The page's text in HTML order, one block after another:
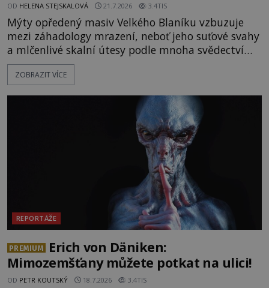
OD HELENA STEJSKALOVÁ 21.7.2026 3.4TIS
Mýty opředený masiv Velkého Blaníku vzbuzuje
mezi záhadology mrazení, neboť jeho suťové svahy
a mlčenlivé skalní útesy podle mnoha svědectví
fungují jako anomální zóny, kde selhává lidské
vnímání času i prostoru. Geologické anomálie hory
badatelé zde odkrývají indicie, které propojují
prastaré pohanské kulty, keltské svatyně a zprávy
ZOBRAZIT VÍCE
REPORTÁŽE
PREMIUM
Erich von Däniken:
Mimozemšťany můžete potkat na ulici!
OD PETR KOUTSKÝ 18.7.2026 3.4TIS